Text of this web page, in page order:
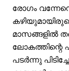
രോഗം
മാസങ്ങളിൽ
ലോകത്തിന്റെ
പടർന്നു